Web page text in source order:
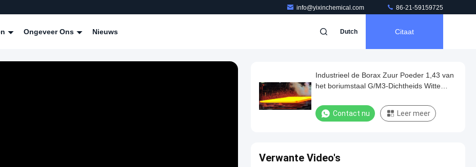
info@yixinchemical.com 86-21-59159725
Ongeveer Ons Nieuws Dutch Citaat
Industrieel de Borax Zuur Poeder 1,43 van
het boriumstaal G/M3-Dichtheids Witte
Contact nu Leer meer
Verwante Video's